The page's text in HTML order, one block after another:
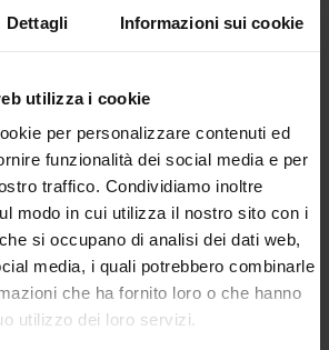
Dettagli Informazioni sui cookie
utilizza i cookie
per personalizzare contenuti ed
funzionalità dei social media e per
traffico. Condividiamo inoltre
modo in cui utilizza il nostro sito con i
si occupano di analisi dei dati web,
media, i quali potrebbero combinarle
che ha fornito loro o che hanno
utilizzo dei loro servizi.
progettista o un interior
in contatto con noi?
hai bisogno di approfondire